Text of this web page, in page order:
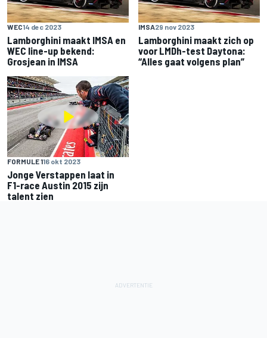
WEC14 dec 2023
Lamborghini maakt IMSA en
WEC line-up bekend:
Grosjean in IMSA
IMSA29 nov 2023
Lamborghini maakt zich op
voor LMDh-test Daytona:
“Alles gaat volgens plan”
FORMULE 116 okt 2023
Jonge Verstappen laat in
F1-race Austin 2015 zijn
talent zien